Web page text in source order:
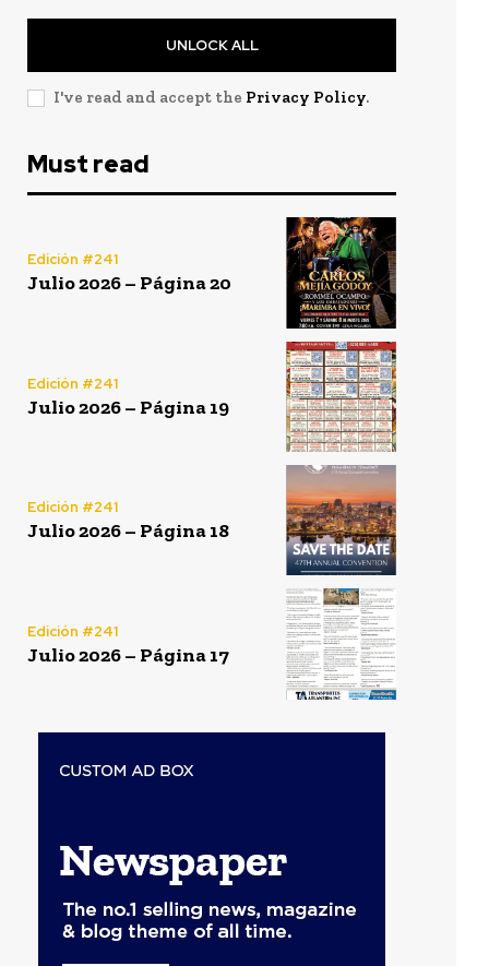
UNLOCK ALL
I've read and accept the Privacy Policy.
Must read
Edición #241
Julio 2026 – Página 20
Edición #241
Julio 2026 – Página 19
Edición #241
Julio 2026 – Página 18
Edición #241
Julio 2026 – Página 17